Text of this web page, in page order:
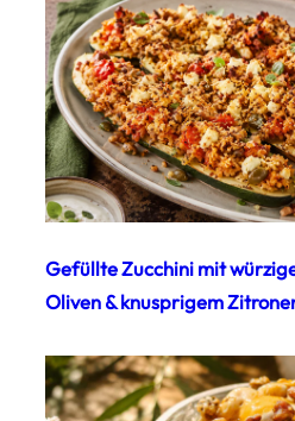
Gefüllte Zucchini mit
Oliven & knusprigem